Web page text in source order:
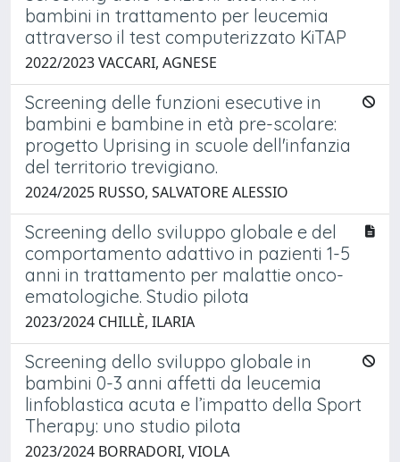
bambini in trattamento per leucemia
attraverso il test computerizzato KiTAP
2022/2023 VACCARI, AGNESE
Screening delle funzioni esecutive in
bambini e bambine in età pre-scolare:
progetto Uprising in scuole dell'infanzia
del territorio trevigiano.
2024/2025 RUSSO, SALVATORE ALESSIO
Screening dello sviluppo globale e del
comportamento adattivo in pazienti 1-5
anni in trattamento per malattie onco-
ematologiche. Studio pilota
2023/2024 CHILLÈ, ILARIA
Screening dello sviluppo globale in
bambini 0-3 anni affetti da leucemia
linfoblastica acuta e l’impatto della Sport
Therapy: uno studio pilota
2023/2024 BORRADORI, VIOLA